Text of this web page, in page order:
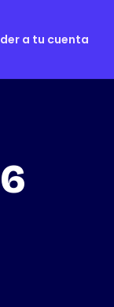
a tu cuenta